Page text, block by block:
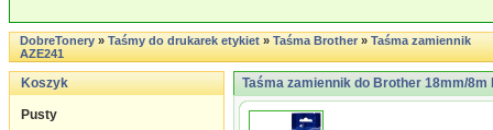
DobreTonery»Taśmy do drukarek etykiet»Taśma Brother»Taśma zamiennik
AZE241
Koszyk
Pusty
Taśma zamiennik do Brother 18mm/8m